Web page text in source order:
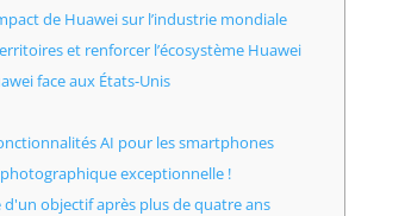
de Huawei sur l’industrie mondiale
et renforcer l’écosystème Huawei
face aux États-Unis
AI pour les smartphones
exceptionnelle !
objectif après plus de quatre ans